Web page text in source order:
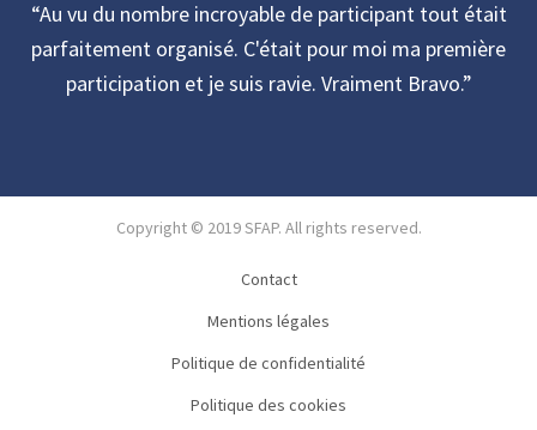
Au vu du nombre incroyable de participant tout était
parfaitement organisé. C'était pour moi ma première
participation et je suis ravie. Vraiment Bravo.
Copyright © 2019 SFAP. All rights reserved.
Contact
Mentions légales
Politique de confidentialité
Politique des cookies